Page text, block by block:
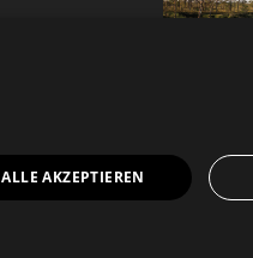
ALLE AKZEPTIEREN